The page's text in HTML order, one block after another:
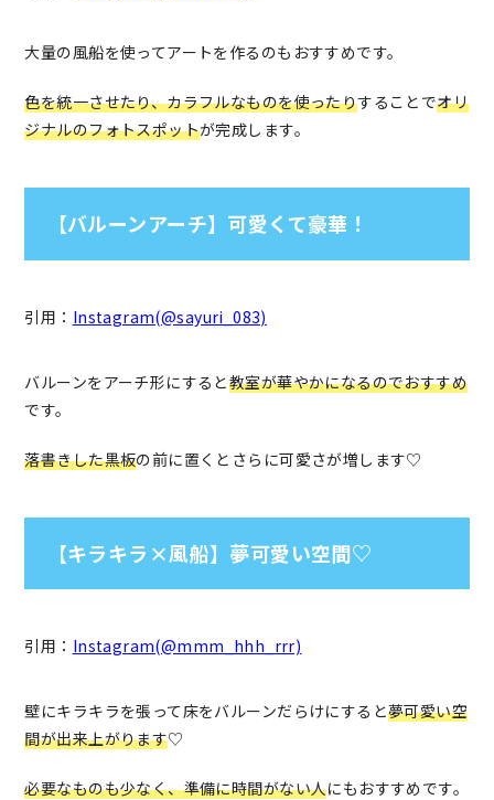
大量の風船を使ってアートを作るのもおすすめです。
色を統一させたり、カラフルなものを使ったりすることでオリ
ジナルのフォトスポットが完成します。
【バルーンアーチ】可愛くて豪華！
引用： Instagram(@sayuri_083)
バルーンをアーチ形にすると教室が華やかになるのでおすすめ
です。
落書きした黒板の前に置くとさらに可愛さが増します♡
【キラキラ×風船】夢可愛い空間♡
引用： Instagram(@mmm_hhh_rrr)
壁にキラキラを張って床をバルーンだらけにすると夢可愛い空
間が出来上がります♡
必要なものも少なく、準備に時間がない人にもおすすめです。